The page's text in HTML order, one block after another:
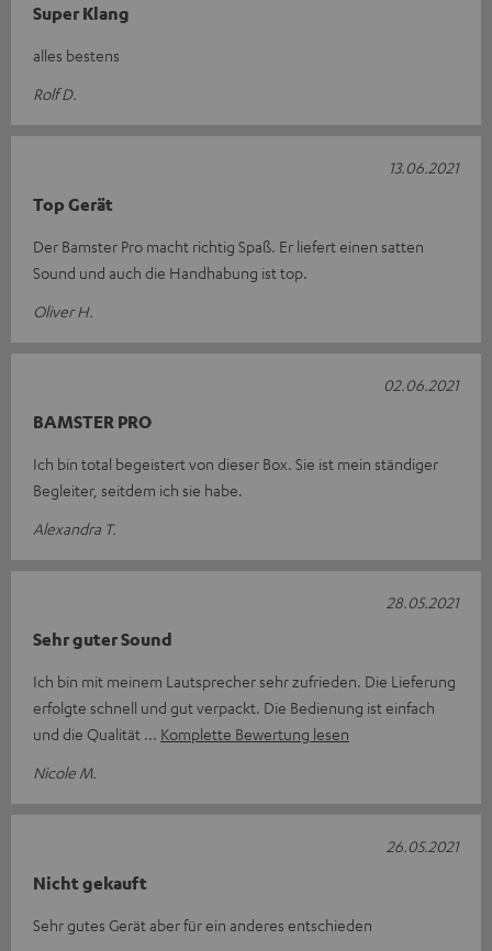
Super Klang
alles bestens
Rolf D.
Top Gerät
Der Bamster Pro macht richtig Spaß. Er liefert einen satten
Sound und auch die Handhabung ist top.
Oliver H.
13.06.2021
BAMSTER PRO
Ich bin total begeistert von dieser Box. Sie ist mein ständiger
Begleiter, seitdem ich sie habe.
Alexandra T.
02.06.2021
Sehr guter Sound
Ich bin mit meinem Lautsprecher sehr zufrieden. Die Lieferung
erfolgte schnell und gut verpackt. Die Bedienung ist einfach
und die Qualität
Komplette Bewertung lesen
Nicole M.
28.05.2021
Nicht gekauft
Sehr gutes Gerät aber für ein anderes entschieden
26.05.2021